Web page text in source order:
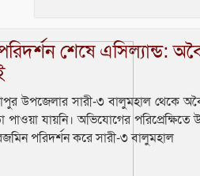
শেষে এসিল্যান্ড:
উপজেলার সারী-৩ বালুমহাল থেকে
যায়নি। অভিযোগের পরিপ্রেক্ষিতে
পরিদর্শন করে সারী-৩ বালুমহাল